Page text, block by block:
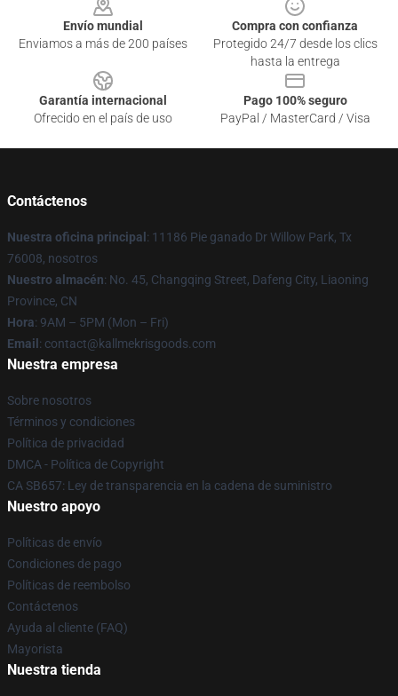
Envío mundial
Enviamos a más de 200 países
Compra con confianza
Protegido 24/7 desde los clics
hasta la entrega
Garantía internacional
Ofrecido en el país de uso
Pago 100% seguro
PayPal / MasterCard / Visa
Contáctenos
Nuestra oficina principal : 11186 Pie ganado Dr Willow Park, Tx
76008, nosotros
Nuestro almacén: No. 45, Changqing Street, Dafeng City, Liaoning
Province, CN
Hora: 9AM – 5PM (Mon – Fri)
Email : contact@kallmekrisgoods.com
Nuestra empresa
Sobre nosotros
Términos y condiciones
Política de privacidad
DMCA - Política de Copyright
CA SB657: Ley de transparencia en la cadena de suministro
Nuestro apoyo
Políticas de envío
Condiciones de pago
Políticas de reembolso
Contáctenos
Ayuda al cliente (FAQ)
Mayorista
Nuestra tienda